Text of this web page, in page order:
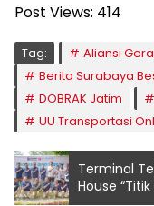
Post Views: 414
Tag:
Aliansi
Berita Surabaya
DOBRAK Jatim
UU Transportasi
Terminal
House